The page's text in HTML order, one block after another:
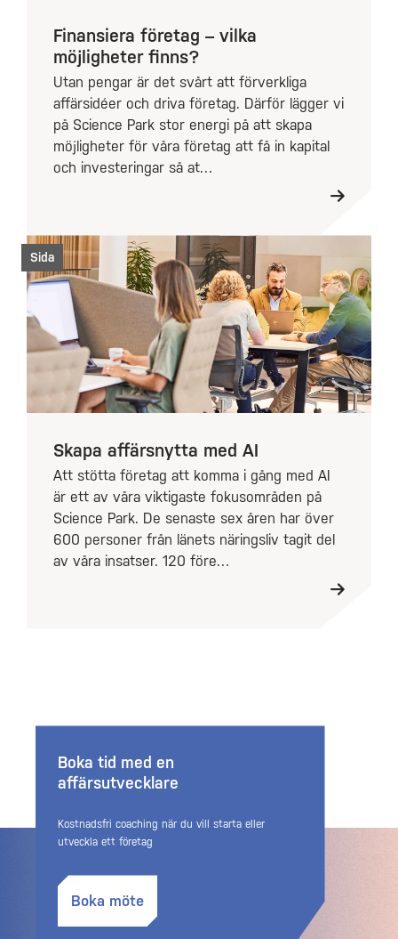
Finansiera företag – vilka
möjligheter finns?
Utan pengar är det svårt att förverkliga
affärsidéer och driva företag. Därför lägger vi
på Science Park stor energi på att skapa
möjligheter för våra företag att få in kapital
och investeringar så at…
Sida
Skapa affärsnytta med AI
Att stötta företag att komma i gång med AI
är ett av våra viktigaste fokusområden på
Science Park. De senaste sex åren har över
600 personer från länets näringsliv tagit del
av våra insatser. 120 före…
Boka tid med en
affärsutvecklare
Kostnadsfri coaching när du vill starta eller
utveckla ett företag
Boka möte